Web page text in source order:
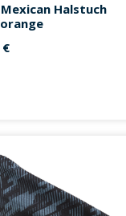
Halstuch
€
orange